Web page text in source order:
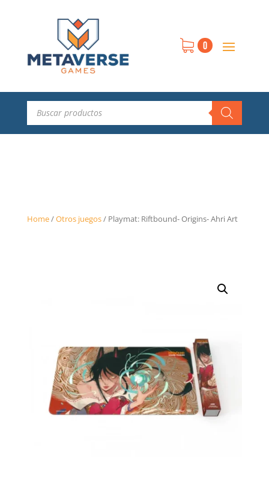
0
Búsqueda
productos
Home/Otros juegos/ Playmat: Riftbound- Origins- Ahri Art